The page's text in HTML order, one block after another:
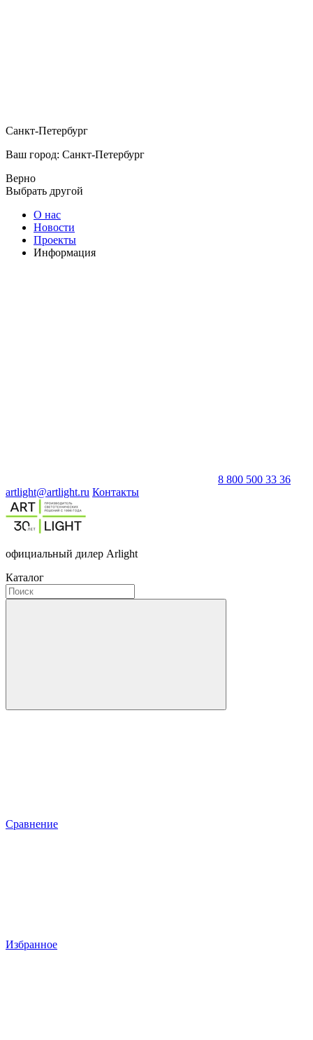
Санкт-Петербург
Ваш город: Санкт-Петербург
Верно
Выбрать другой
О нас
Новости
Проекты
Информация
8 800 500 33 36
artlight@artlight.ru Контакты
официальный дилер Arlight
Каталог
Сравнение
Избранное